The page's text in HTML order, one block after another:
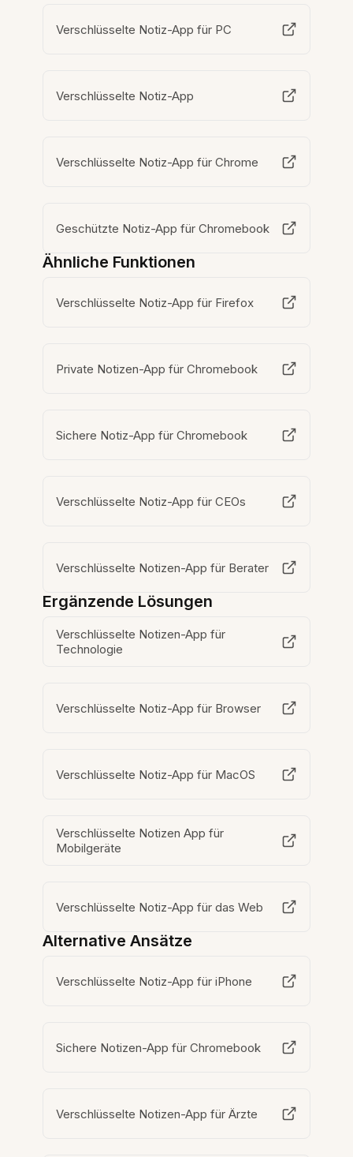
Verschlüsselte Notiz-App für PC
Verschlüsselte Notiz-App
Verschlüsselte Notiz-App für Chrome
Geschützte Notiz-App für Chromebook
Ähnliche Funktionen
Verschlüsselte Notiz-App für Firefox
Private Notizen-App für Chromebook
Sichere Notiz-App für Chromebook
Verschlüsselte Notiz-App für CEOs
Verschlüsselte Notizen-App für Berater
Ergänzende Lösungen
Verschlüsselte Notizen-App für
Technologie
Verschlüsselte Notiz-App für Browser
Verschlüsselte Notiz-App für MacOS
Verschlüsselte Notizen App für
Mobilgeräte
Verschlüsselte Notiz-App für das Web
Alternative Ansätze
Verschlüsselte Notiz-App für iPhone
Sichere Notizen-App für Chromebook
Verschlüsselte Notizen-App für Ärzte